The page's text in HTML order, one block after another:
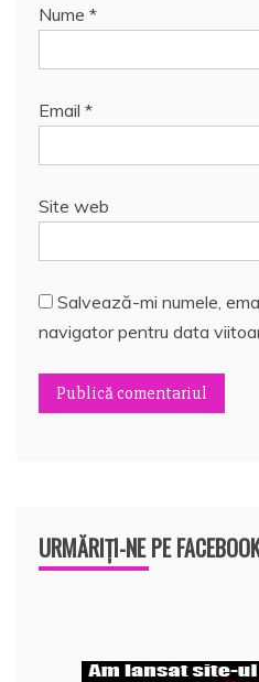
Nume *
Email *
Site web
Salvează-mi numele,
navigator pentru data
URMĂRIȚI-NE PE